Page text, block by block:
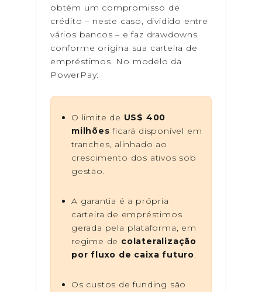
obtém um compromisso de
crédito – neste caso, dividido entre
vários bancos – e faz drawdowns
conforme origina sua carteira de
empréstimos. No modelo da
PowerPay:
O limite de US$ 400
milhões ficará disponível em
tranches, alinhado ao
crescimento dos ativos sob
gestão.
A garantia é a própria
carteira de empréstimos
gerada pela plataforma, em
regime de colateralização
por fluxo de caixa futuro.
Os custos de funding são